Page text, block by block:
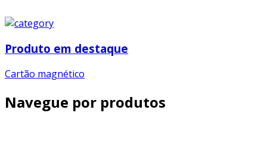
Produto em destaque
Cartão magnético
Navegue por produtos